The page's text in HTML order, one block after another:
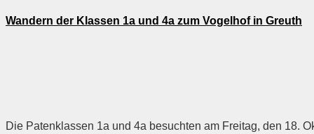
Wandern der Klassen 1a und 4a zum Vogelhofin Greuth
Die Patenklassen 1a und 4a besuchten am Freitag, den 18.